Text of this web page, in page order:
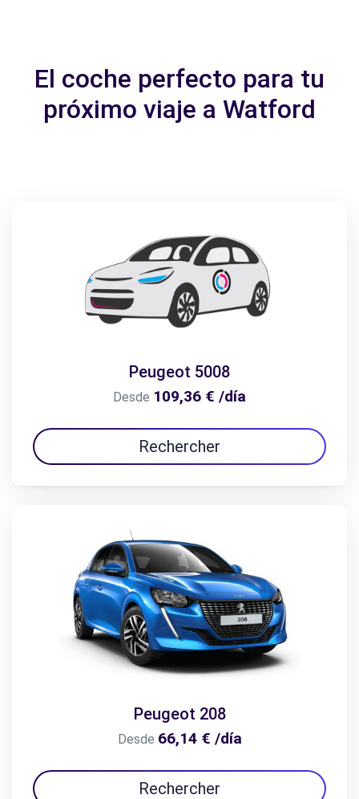
El coche perfecto para tu
próximo viaje a Watford
Peugeot 5008
Desde 109,36 € /día
Rechercher
Peugeot 208
Desde 66,14 € /día
Rechercher